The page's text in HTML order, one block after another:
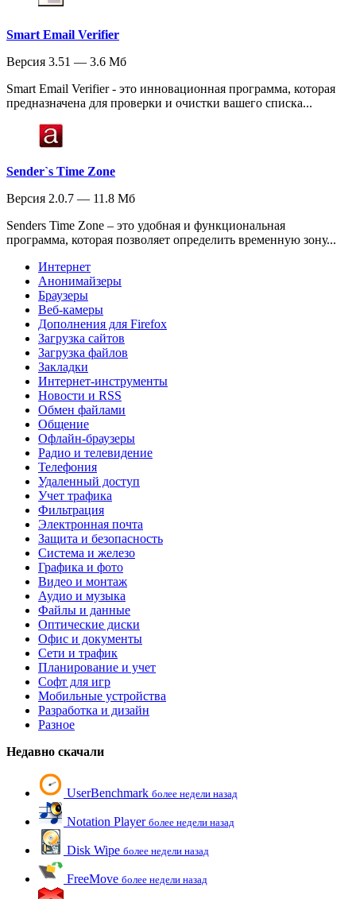
Smart Email Verifier
Версия 3.51 — 3.6 Мб
Smart Email Verifier - это инновационная программа, которая
предназначена для проверки и очистки вашего списка...
Sender`s Time Zone
Версия 2.0.7 — 11.8 Мб
Senders Time Zone – это удобная и функциональная
программа, которая позволяет определить временную зону...
Интернет
Анонимайзеры
Браузеры
Веб-камеры
Дополнения для Firefox
Загрузка сайтов
Загрузка файлов
Закладки
Интернет-инструменты
Новости и RSS
Обмен файлами
Общение
Офлайн-браузеры
Радио и телевидение
Телефония
Удаленный доступ
Учет трафика
Фильтрация
Электронная почта
Защита и безопасность
Система и железо
Графика и фото
Видео и монтаж
Аудио и музыка
Файлы и данные
Оптические диски
Офис и документы
Сети и трафик
Планирование и учет
Софт для игр
Мобильные устройства
Разработка и дизайн
Разное
Недавно скачали
UserBenchmark более недели назад
Notation Player более недели назад
Disk Wipe более недели назад
FreeMove более недели назад